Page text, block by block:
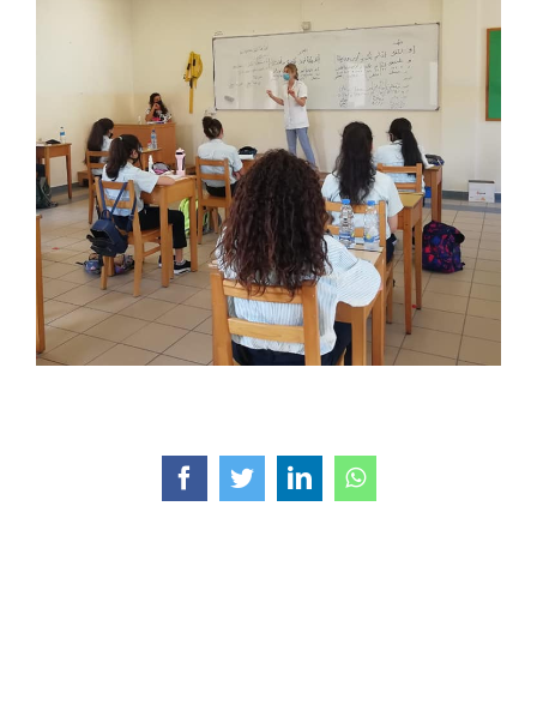
FacebookTwitterLinkedInWhatsApp